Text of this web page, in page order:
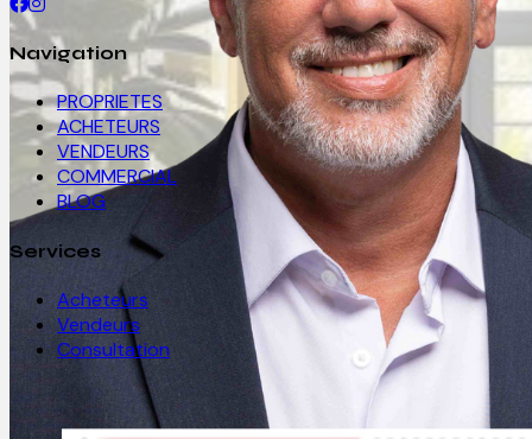
Navigation
PROPRIETES
ACHETEURS
VENDEURS
COMMERCIAL
BLOG
Services
Acheteurs
Vendeurs
Consultation